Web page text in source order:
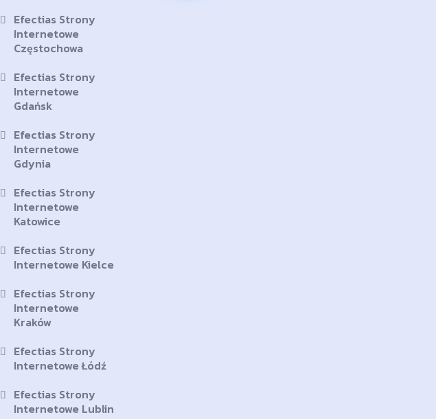
Efectias Strony
Internetowe
Częstochowa
Efectias Strony
Internetowe
Gdańsk
Efectias Strony
Internetowe
Gdynia
Efectias Strony
Internetowe
Katowice
Efectias Strony
Internetowe Kielce
Efectias Strony
Internetowe
Kraków
Efectias Strony
Internetowe Łódź
Efectias Strony
Internetowe Lublin